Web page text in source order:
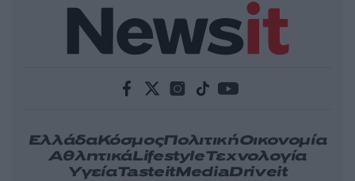
ΕλλάδαΚόσμοςΠολιτικήΟικονομία
ΑθλητικάLifestyleΤεχνολογία
ΥγείαTasteitMediaDriveit